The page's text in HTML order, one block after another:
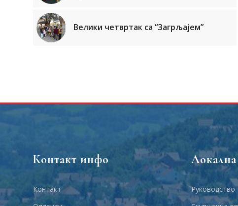
Велики четвртак са “Загрљајем”
Контакт инфо
Контакт
Руководство